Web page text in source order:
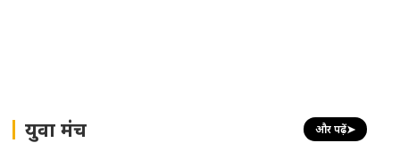
युवा मंच और पढ़ें➤